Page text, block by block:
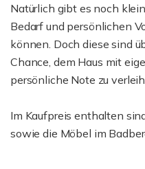
Natürlich gibt es noch
Bedarf und persönlichen
können. Doch diese sind
Chance, dem Haus mit
persönliche Note zu
Im Kaufpreis enthalten
sowie die Möbel im